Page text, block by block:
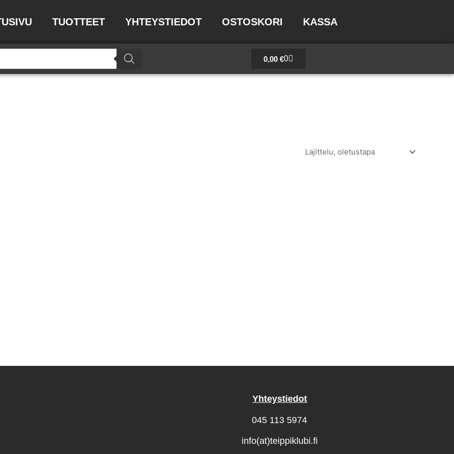
TUOTTEET YHTEYSTIEDOT OSTOSKORI KASSA
0,00 €0
Cart
Yhteystiedot
045 113 5974
info(at)teippiklubi.fi